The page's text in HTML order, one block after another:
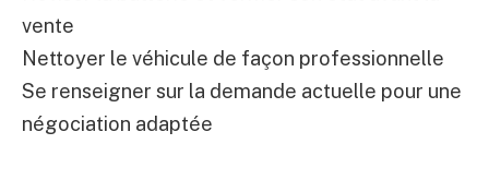
vente
Nettoyer le véhicule de façon professionnelle
Se renseigner sur la demande actuelle pour une
négociation adaptée